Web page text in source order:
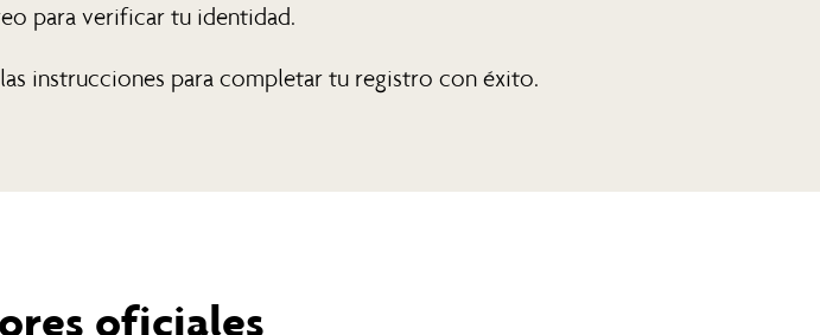
para verificar tu identidad.
instrucciones para completar tu registro con éxito.
oficiales